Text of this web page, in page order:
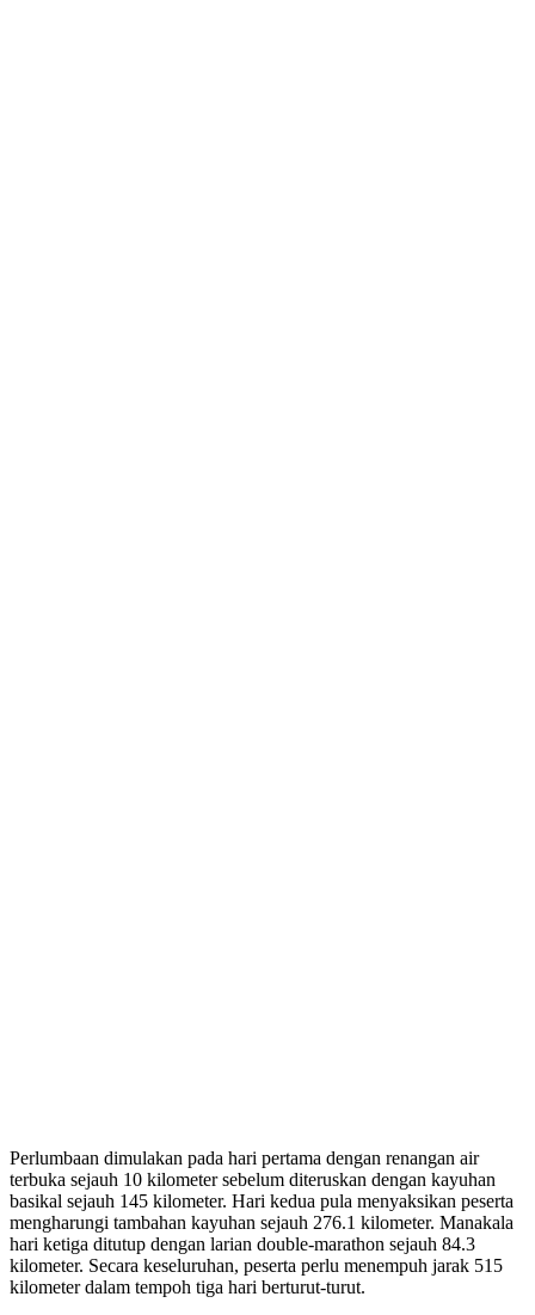
Perlumbaan dimulakan pada hari pertama dengan renangan air
terbuka sejauh 10 kilometer sebelum diteruskan dengan kayuhan
basikal sejauh 145 kilometer. Hari kedua pula menyaksikan peserta
mengharungi tambahan kayuhan sejauh 276.1 kilometer. Manakala
hari ketiga ditutup dengan larian double-marathon sejauh 84.3
kilometer. Secara keseluruhan, peserta perlu menempuh jarak 515
kilometer dalam tempoh tiga hari berturut-turut.